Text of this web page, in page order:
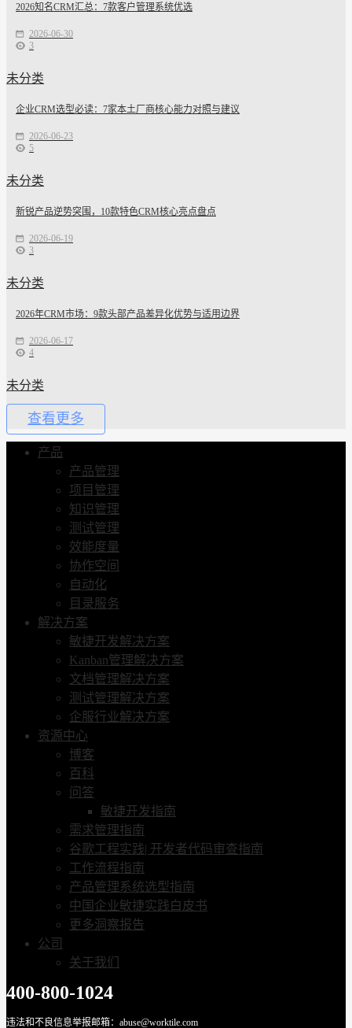
2026知名CRM汇总：7款客户管理系统优选
2026-06-30
3
未分类
企业CRM选型必读：7家本土厂商核心能力对照与建议
2026-06-23
5
未分类
新锐产品逆势突围，10款特色CRM核心亮点盘点
2026-06-19
3
未分类
2026年CRM市场：9款头部产品差异化优势与适用边界
2026-06-17
4
未分类
查看更多
产品
产品管理
项目管理
知识管理
测试管理
效能度量
协作空间
自动化
目录服务
解决方案
敏捷开发解决方案
Kanban管理解决方案
文档管理解决方案
测试管理解决方案
企服行业解决方案
资源中心
博客
百科
问答
敏捷开发指南
需求管理指南
谷歌工程实践| 开发者代码审查指南
工作流程指南
产品管理系统选型指南
中国企业敏捷实践白皮书
更多洞察报告
公司
关于我们
400-800-1024
违法和不良信息举报邮箱：abuse@worktile.com